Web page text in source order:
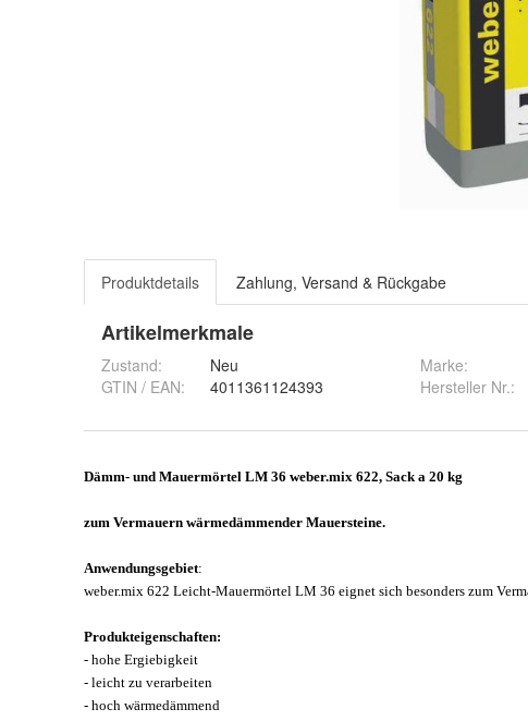
Produktdetails Zahlung, Versand & Rückgabe
Artikelmerkmale
Zustand:
Neu
GTIN / EAN:
4011361124393
Marke:
Hersteller Nr.: